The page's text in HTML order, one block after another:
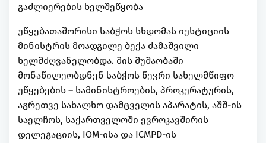
გაძლიერების ხელშეწყობა
უწყებათაშორისი საბჭოს სხდომას იუსტიციის
მინისტრის მოადგილე ბექა ძამაშვილი
ხელმძღვანელობდა. მის მუშაობაში
მონაწილეობდნენ საბჭოს წევრი სახელმწიფო
უწყებების – სამინისტროების, პროკურატურის,
აგრეთვე სახალხო დამცველის აპარატის, აშშ-ის
საელჩოს, საქართველოში ევროკავშირის
დელეგაციის, IOM-ისა და ICMPD-ის